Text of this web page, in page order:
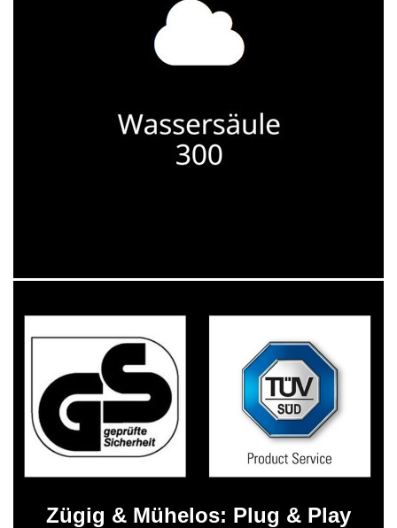
Zügig & Mühelos: Plug & Play